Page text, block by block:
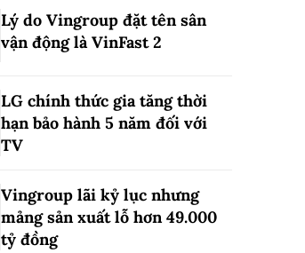
Lý do Vingroup đặt tên sân
vận động là VinFast2
LG chính thức gia tăng thời
hạn bảo hành 5 năm đối với
TV
Vingroup lãi kỷ lục nhưng
mảng sản xuất lỗ hơn 49.000
tỷ đồng